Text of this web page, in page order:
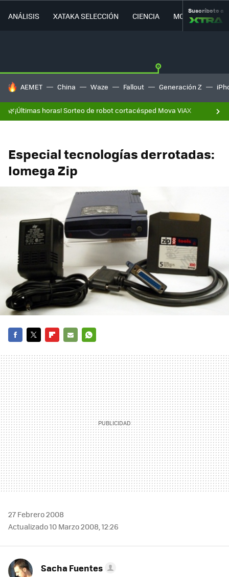
ANÁLISIS XATAKA SELECCIÓN CIENCIA MOVILIDAD
Suscríbete a
HOY SE HABLA DE
AEMET China Waze Fallout Generación Z
🌿¡Últimas horas! Sorteo de robot cortacésped Mova ViAX
Especial tecnologías derrotadas:
Iomega Zip
MAIL
27 Febrero 2008
Actualizado 10 Marzo 2008, 12:26
Sacha Fuentes